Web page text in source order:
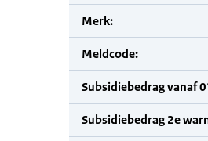
Merk:
Meldcode:
Subsidiebedrag vanaf
Subsidiebedrag 2e